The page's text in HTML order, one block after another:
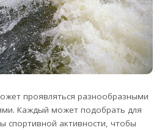
проявляться разнообразными
Каждый может подобрать для
спортивной активности, чтобы